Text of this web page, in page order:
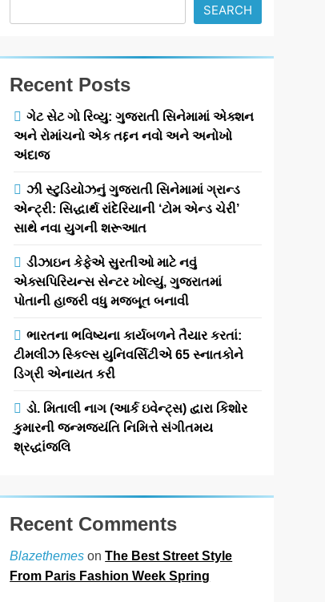
SEARCH
Recent Posts
ગેટ સેટ ગો રિવ્યુ: ગુજરાતી સિનેમામાં એક્શન
અને રોમાંચનો એક તદ્દન નવો અને અનોખો
અંદાજ
ઝી સ્ટુડિયોઝનું ગુજરાતી સિનેમામાં ગ્રાન્ડ
એન્ટ્રી: સિદ્ધાર્થ રાંદેરિયાની ‘ટોમ એન્ડ ચેરી’
સાથે નવા યુગની શરૂઆત
ડીઝાઇન કેફેએ સુરતીઓ માટે નવું
એક્સપિરિયન્સ સેન્ટર ખોલ્યું, ગુજરાતમાં
પોતાની હાજરી વધુ મજબૂત બનાવી
ભારતના ભવિષ્યના કાર્યબળને તૈયાર કરતાં:
ટીમલીઝ સ્કિલ્સ યુનિવર્સિટીએ 65 સ્નાતકોને
ડિગ્રી એનાયત કરી
ડો. મિતાલી નાગ (આર્ક ઇવેન્ટ્સ) દ્વારા કિશોર
કુમારની જન્મજયંતિ નિમિત્તે સંગીતમય
શ્રદ્ધાંજલિ
Recent Comments
Blazethemes onThe Best Street Style
From Paris Fashion Week Spring